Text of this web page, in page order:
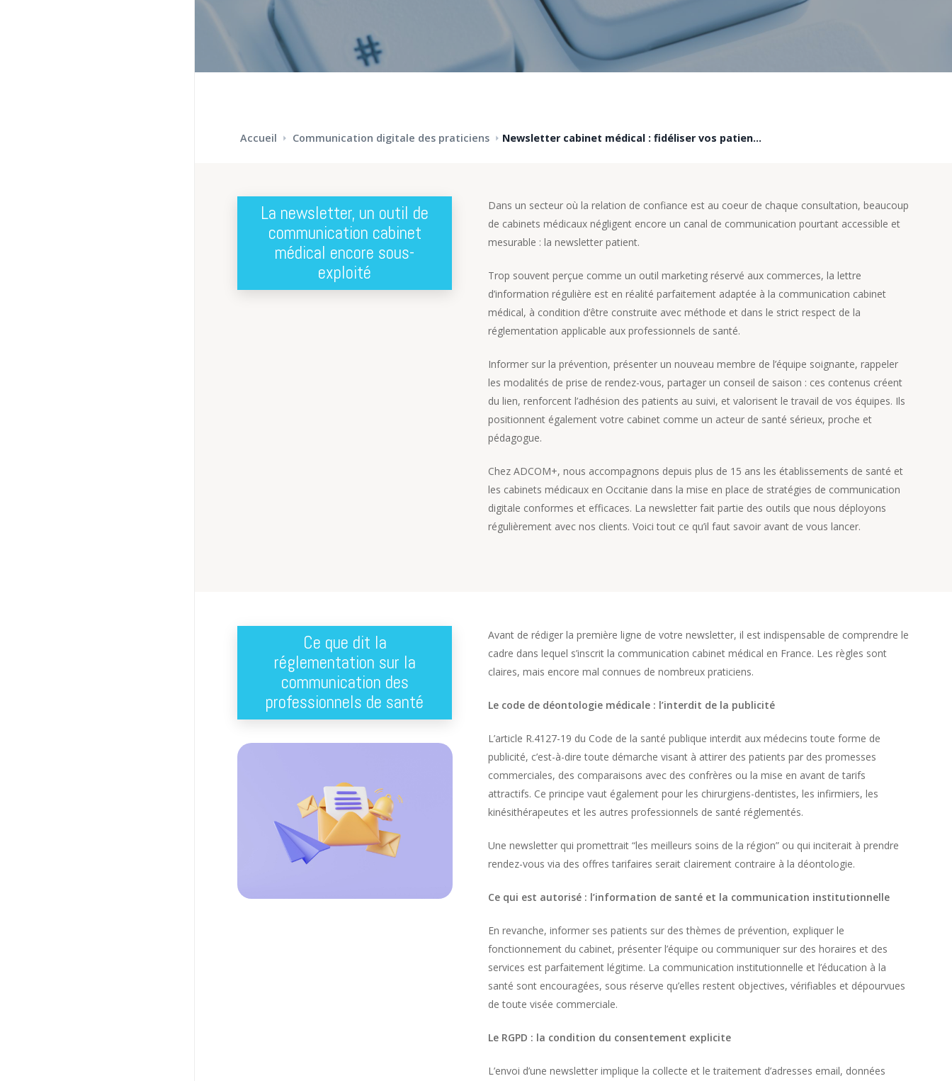
Accueil Communication digitale des praticiens Newsletter cabinet médical : fidéliser vos patients et valoriser votre équipe sans enfreindre la réglementation
La newsletter, un outil de
communication cabinet
médical encore sous-
exploité
Dans un secteur où la relation de confiance est au coeur de chaque consultation, beaucoup
de cabinets médicaux négligent encore un canal de communication pourtant accessible et
mesurable : la newsletter patient.
Trop souvent perçue comme un outil marketing réservé aux commerces, la lettre
d’information régulière est en réalité parfaitement adaptée à la communication cabinet
médical, à condition d’être construite avec méthode et dans le strict respect de la
réglementation applicable aux professionnels de santé.
Informer sur la prévention, présenter un nouveau membre de l’équipe soignante, rappeler
les modalités de prise de rendez-vous, partager un conseil de saison : ces contenus créent
du lien, renforcent l’adhésion des patients au suivi, et valorisent le travail de vos équipes. Ils
positionnent également votre cabinet comme un acteur de santé sérieux, proche et
pédagogue.
Chez ADCOM+, nous accompagnons depuis plus de 15 ans les établissements de santé et
les cabinets médicaux en Occitanie dans la mise en place de stratégies de communication
digitale conformes et efficaces. La newsletter fait partie des outils que nous déployons
régulièrement avec nos clients. Voici tout ce qu’il faut savoir avant de vous lancer.
Ce que dit la
réglementation sur la
communication des
professionnels de santé
Avant de rédiger la première ligne de votre newsletter, il est indispensable de comprendre le
cadre dans lequel s’inscrit la communication cabinet médical en France. Les règles sont
claires, mais encore mal connues de nombreux praticiens.
Le code de déontologie médicale : l’interdit de la publicité
L’article R.4127-19 du Code de la santé publique interdit aux médecins toute forme de
publicité, c’est-à-dire toute démarche visant à attirer des patients par des promesses
commerciales, des comparaisons avec des confrères ou la mise en avant de tarifs
attractifs. Ce principe vaut également pour les chirurgiens-dentistes, les infirmiers, les
kinésithérapeutes et les autres professionnels de santé réglementés.
Une newsletter qui promettrait “les meilleurs soins de la région” ou qui inciterait à prendre
rendez-vous via des offres tarifaires serait clairement contraire à la déontologie.
Ce qui est autorisé : l’information de santé et la communication institutionnelle
En revanche, informer ses patients sur des thèmes de prévention, expliquer le
fonctionnement du cabinet, présenter l’équipe ou communiquer sur des horaires et des
services est parfaitement légitime. La communication institutionnelle et l’éducation à la
santé sont encouragées, sous réserve qu’elles restent objectives, vérifiables et dépourvues
de toute visée commerciale.
Le RGPD : la condition du consentement explicite
L’envoi d’une newsletter implique la collecte et le traitement d’adresses email, données